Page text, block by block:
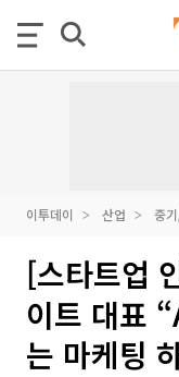
이투데이 산업 중
[스타트업
이트 대표
는 마케팅